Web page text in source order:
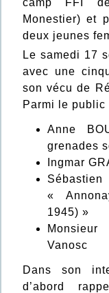
camp FFI
Monestier) et
deux jeunes
Le samedi 17
avec une
son vécu de
Parmi le public
Anne
grenades
Ingmar
«
1945) »
Vanosc
Dans son
d’abord